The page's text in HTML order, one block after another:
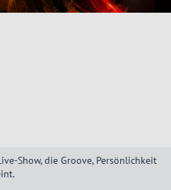
Show, die Groove, Persönlichkeit